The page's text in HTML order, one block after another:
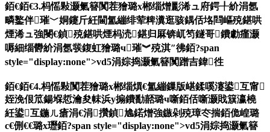
銆€銆€3.杩愮敤灏氭簮闃茬獪璐х郴缁熷彲浠ュ府鍔╀紒涓氬
疄鐜伴璀﹀姛鑳斤紝閫氳繃绯荤粺瀵逛骇鍝佸垎閰嶇殑鍖哄
煙浠ュ強閿€鍞殑鍖哄煙杩涜鍖归厤锛屼笉鐩哥鐨勮瘽灏
嗕細缁欎紒涓氬彂鍑虹獪璐ч璀︾殑淇″彿銆?span
style="display:none">vd5涓婃捣灏氭簮闃蹭吉鍏徃
銆€銆€4.杩愮敤闃茬獪璐х郴缁熼€氳繃鏁版嵁鍒嗘瀽鍙互甯
姪浼佷笟鍚堢悊瀹夋帓浜у搧鐨勫嚭璐ч噺銆佸噺灏戝簱瀛橈
紝鍙互鍦ㄦ瘡涓€涓攢鍞尯鍩熷強鏃剁殑璋冭揣銆佹崲璐
с€侀€€璐х瓑銆?span style="display:none">vd5涓婃捣灏氭簮